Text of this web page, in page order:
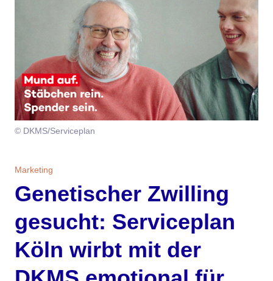
Newsletter
Mediadaten
Themen
Digital Health
Personen
Abonnement
Über uns
Werben
© DKMS/Serviceplan
Marketing
Genetischer Zwilling
gesucht: Serviceplan
Köln wirbt mit der